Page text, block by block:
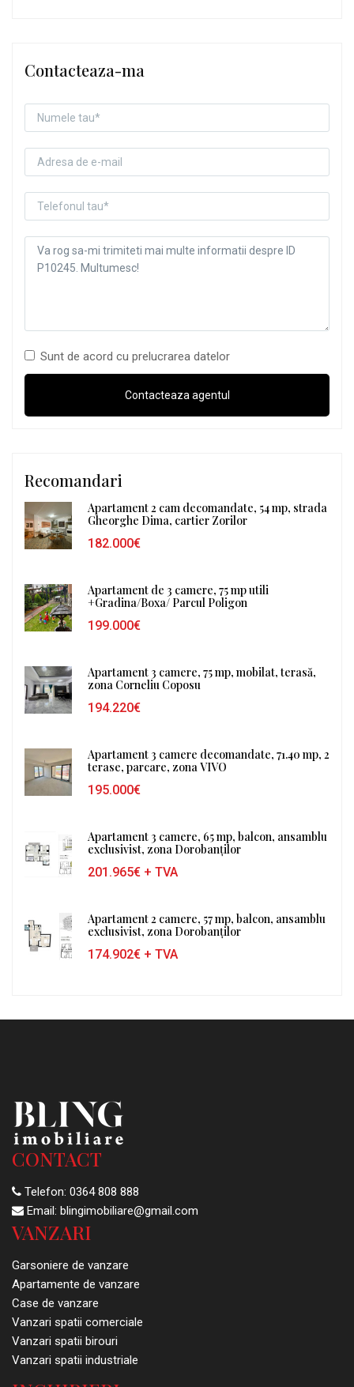
Contacteaza-ma
Sunt de acord cu prelucrarea datelor
Recomandari
Apartament 2 cam decomandate, 54 mp, strada
Gheorghe Dima, cartier Zorilor
182.000€
Apartament de 3 camere, 75 mp utili
+Gradina/Boxa/ Parcul Poligon
199.000€
Apartament 3 camere, 75 mp, mobilat, terasă,
zona Corneliu Coposu
194.220€
Apartament 3 camere decomandate, 71.40 mp, 2
terase, parcare, zona VIVO
195.000€
Apartament 3 camere, 65 mp, balcon, ansamblu
exclusivist, zona Dorobanților
201.965€ + TVA
Apartament 2 camere, 57 mp, balcon, ansamblu
exclusivist, zona Dorobanților
174.902€ + TVA
CONTACT
Telefon: 0364 808 888
Email: blingimobiliare@gmail.com
VANZARI
Garsoniere de vanzare
Apartamente de vanzare
Case de vanzare
Vanzari spatii comerciale
Vanzari spatii birouri
Vanzari spatii industriale